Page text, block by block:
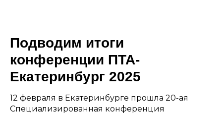
Подводим итоги
конференции ПТА-
Екатеринбург 2025
12 февраля в Екатеринбурге прошла 20-ая
Специализированная конференция